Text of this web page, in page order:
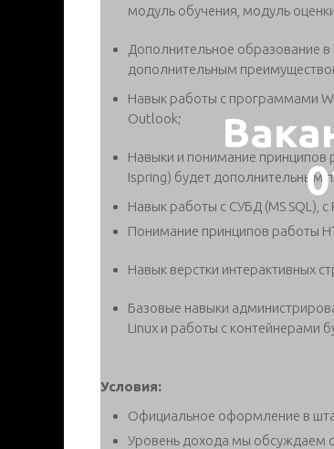
модуль обучения, модуль
Дополнительное образование
дополнительным
Навык работы с программами
Outlook;
Навыки и понимание принципов
Ispring) будет дополнительным
Навык работы с СУБД (MS SQL),
Понимание принципов работы
Навык верстки интерактивных
Базовые навыки
Linux и работы с контейнерами
Условия:
Официальное оформление в
Уровень дохода мы обсуждаем